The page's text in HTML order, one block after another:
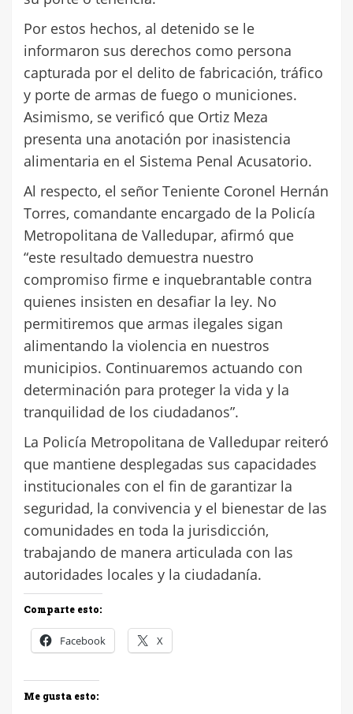
Por estos hechos, al detenido se le
informaron sus derechos como persona
capturada por el delito de fabricación, tráfico
y porte de armas de fuego o municiones.
Asimismo, se verificó que Ortiz Meza
presenta una anotación por inasistencia
alimentaria en el Sistema Penal Acusatorio.
Al respecto, el señor Teniente Coronel Hernán
Torres, comandante encargado de la Policía
Metropolitana de Valledupar, afirmó que
“este resultado demuestra nuestro
compromiso firme e inquebrantable contra
quienes insisten en desafiar la ley. No
permitiremos que armas ilegales sigan
alimentando la violencia en nuestros
municipios. Continuaremos actuando con
determinación para proteger la vida y la
tranquilidad de los ciudadanos”.
La Policía Metropolitana de Valledupar reiteró
que mantiene desplegadas sus capacidades
institucionales con el fin de garantizar la
seguridad, la convivencia y el bienestar de las
comunidades en toda la jurisdicción,
trabajando de manera articulada con las
autoridades locales y la ciudadanía.
Comparte esto:
Facebook X
Me gusta esto: